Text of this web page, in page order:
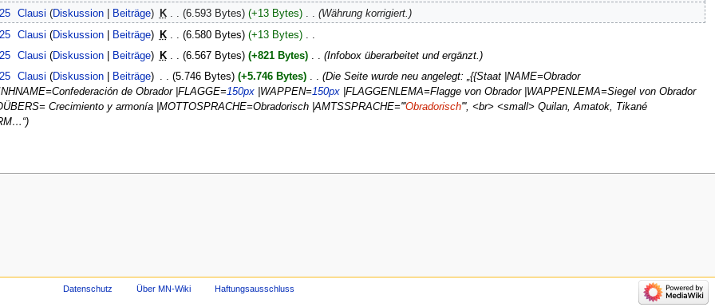
‎ Clausi Diskussion Beiträge K 6.593 Bytes +13 Bytes ‎
Währung korrigiert.
‎ Clausi Diskussion Beiträge K 6.580 Bytes +13 Bytes ‎
‎ Clausi Diskussion Beiträge K 6.567 Bytes +821 Bytes ‎
Infobox überarbeitet und ergänzt.
‎ Clausi Diskussion Beiträge 5.746 Bytes +5.746 Bytes ‎
Die Seite wurde neu angelegt: „{{Staat |NAME=Obrador
de Obrador |FLAGGE=150px|WAPPEN=150px|FLAGGENLEMA=Flagge von Obrador |WAPPENLEMA=Siegel von Obrador
Crecimiento y armonía |MOTTOSPRACHE=Obradorisch |AMTSSPRACHE='''Obradorisch''', <br> <small> Quilan, Amatok, Tikané
Datenschutz Über MN-Wiki Haftungsausschluss